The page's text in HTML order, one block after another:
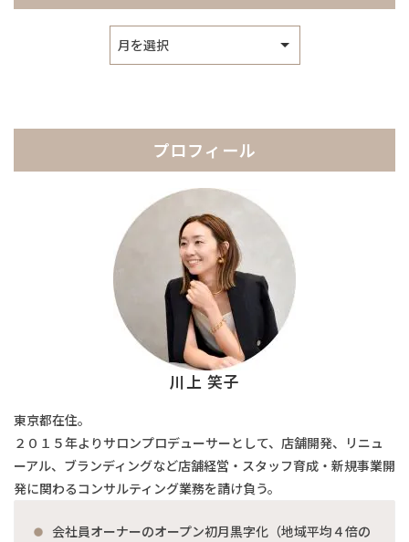
ブ
プロフィール
川上 笑子
東京都在住。
２０１５年よりサロンプロデューサーとして、店舗開発、リニュ
ーアル、ブランディングなど店舗経営・スタッフ育成・新規事業開
発に関わるコンサルティング業務を請け負う。
会社員オーナーのオープン初月黒字化（地域平均４倍の